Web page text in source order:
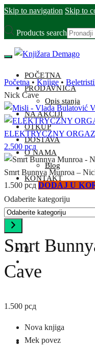
Skip to navigation Skip to
Products search
POČETNA
PRODAVNICA
Opis stanja
NA AKCIJI
OTKUP
DOSTAVA
O NAMA
Blog
KONTAKT
Odaberite kategoriju
0
Početna • Knjige •
Nick Cave
ELEKTRYCZNY
2.500 рсд
Smrt Bunnya Munroa –
1.500 рсд DODAJ U
Smrt
Cave
1.500 рсд
Nova knjiga
Mek povez